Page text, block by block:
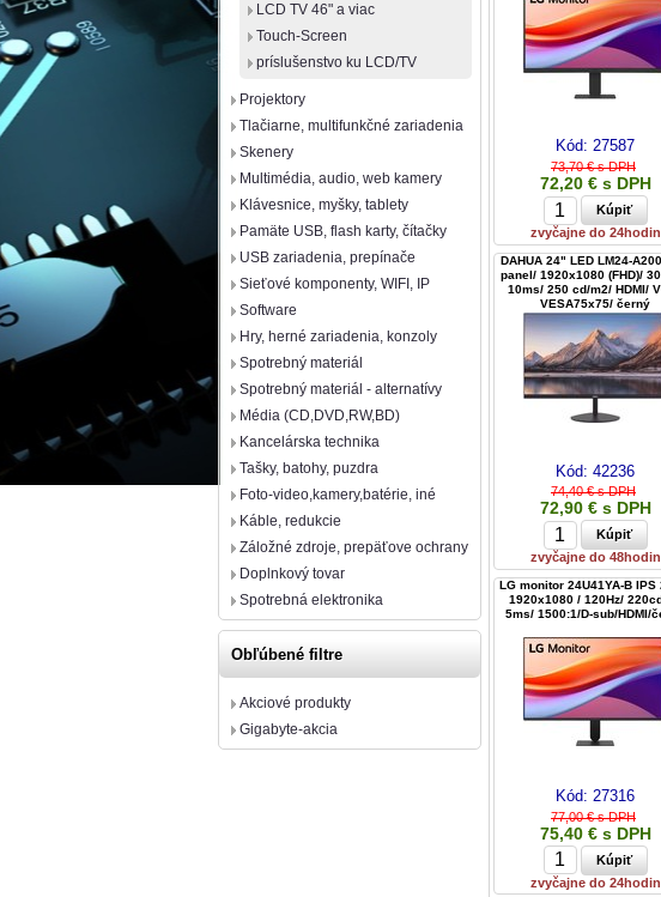
LCD TV 46" a viac
Touch-Screen
príslušenstvo ku LCD/TV
Projektory
Tlačiarne, multifunkčné zariadenia
Skenery
Multimédia, audio, web kamery
Klávesnice, myšky, tablety
Pamäte USB, flash karty, čítačky
USB zariadenia, prepínače
Sieťové komponenty, WIFI, IP
Software
Hry, herné zariadenia, konzoly
Spotrebný materiál
Spotrebný materiál - alternatívy
Média (CD,DVD,RW,BD)
Kancelárska technika
Tašky, batohy, puzdra
Foto-video,kamery,batérie, iné
Káble, redukcie
Záložné zdroje, prepäťove ochrany
Doplnkový tovar
Spotrebná elektronika
Obľúbené filtre
Akciové produkty
Gigabyte-akcia
Kód: 27587
73,70 € s DPH
72,20 € s DPH
zvyčajne do 24hodin
DAHUA 24" LED LM24-
panel/ 1920x1080 (FHD)/
10ms/ 250 cd/m2/ HDMI/
VESA75x75/ černý
Kód: 42236
74,40 € s DPH
72,90 € s DPH
zvyčajne do 48hodin
LG monitor 24U41YA-B IPS
1920x1080 / 120Hz/
5ms/ 1500:1/D-sub/HDMI/
Kód: 27316
77,00 € s DPH
75,40 € s DPH
zvyčajne do 24hodin